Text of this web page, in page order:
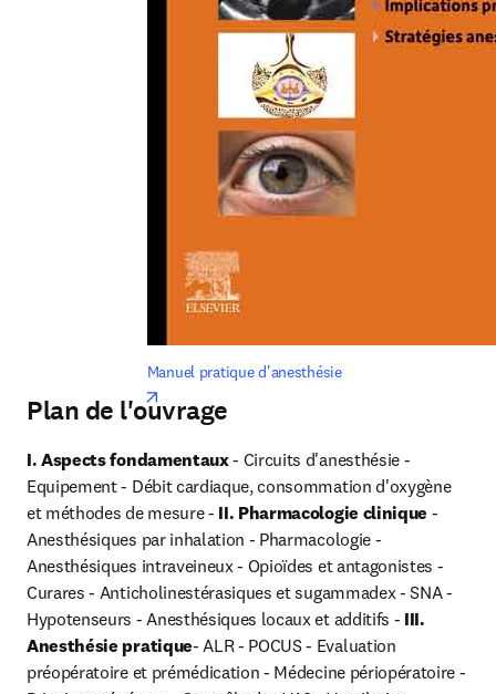
Manuel pratique d'anesthésie
Plan de l'ouvrage
I. Aspects fondamentaux - Circuits d'anesthésie -
Equipement - Débit cardiaque, consommation d'oxygène
et méthodes de mesure - II. Pharmacologie clinique -
Anesthésiques par inhalation - Pharmacologie -
Anesthésiques intraveineux - Opioïdes et antagonistes -
Curares - Anticholinestérasiques et sugammadex - SNA -
Hypotenseurs - Anesthésiques locaux et additifs - III.
Anesthésie pratique- ALR - POCUS - Evaluation
préopératoire et prémédication - Médecine périopératoire -